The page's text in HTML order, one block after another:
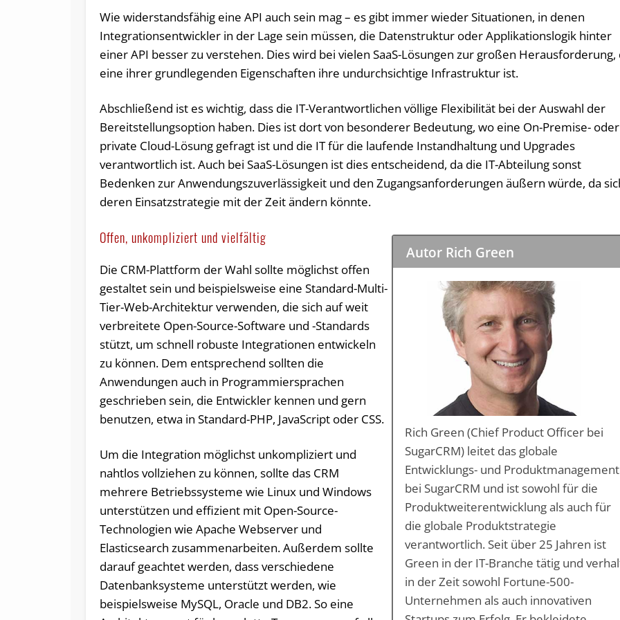
Wie widerstandsfähig eine API auch sein mag – es gibt immer wieder Situationen, in denen
Integrationsentwickler in der Lage sein müssen, die Datenstruktur oder Applikationslogik hinter
einer API besser zu verstehen. Dies wird bei vielen SaaS-Lösungen zur großen Herausforderung,
eine ihrer grundlegenden Eigenschaften ihre undurchsichtige Infrastruktur ist.
Abschließend ist es wichtig, dass die IT-Verantwortlichen völlige Flexibilität bei der Auswahl der
Bereitstellungsoption haben. Dies ist dort von besonderer Bedeutung, wo eine On-Premise- oder
private Cloud-Lösung gefragt ist und die IT für die laufende Instandhaltung und Upgrades
verantwortlich ist. Auch bei SaaS-Lösungen ist dies entscheidend, da die IT-Abteilung sonst
Bedenken zur Anwendungszuverlässigkeit und den Zugangsanforderungen äußern würde, da
deren Einsatzstrategie mit der Zeit ändern könnte.
Autor Rich Green
Rich Green (Chief Product Officer bei
SugarCRM) leitet das globale
Entwicklungs- und Produktmanagement
bei SugarCRM und ist sowohl für die
Produktweiterentwicklung als auch für
die globale Produktstrategie
verantwortlich. Seit über 25 Jahren ist
Green in der IT-Branche tätig und
in der Zeit sowohl Fortune-500-
Unternehmen als auch innovativen
Offen, unkompliziert und vielfältig
Die CRM-Plattform der Wahl sollte möglichst offen
gestaltet sein und beispielsweise eine Standard-Multi-
Tier-Web-Architektur verwenden, die sich auf weit
verbreitete Open-Source-Software und -Standards
stützt, um schnell robuste Integrationen entwickeln
zu können. Dem entsprechend sollten die
Anwendungen auch in Programmiersprachen
geschrieben sein, die Entwickler kennen und gern
benutzen, etwa in Standard-PHP, JavaScript oder CSS.
Um die Integration möglichst unkompliziert und
nahtlos vollziehen zu können, sollte das CRM
mehrere Betriebssysteme wie Linux und Windows
unterstützen und effizient mit Open-Source-
Technologien wie Apache Webserver und
Elasticsearch zusammenarbeiten. Außerdem sollte
darauf geachtet werden, dass verschiedene
Datenbanksysteme unterstützt werden, wie
beispielsweise MySQL, Oracle und DB2. So eine